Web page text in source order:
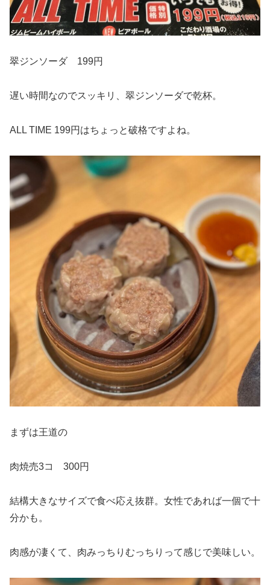
翠ジンソーダ 199円
遅い時間なのでスッキリ、翠ジンソーダで乾杯。
ALL TIME 199円はちょっと破格ですよね。
まずは王道の
肉焼売3コ 300円
結構大きなサイズで食べ応え抜群。女性であれば一個で十
分かも。
肉感が凄くて、肉みっちりむっちりって感じで美味しい。